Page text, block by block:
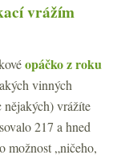
vrážím
opáčko z roku
vinných
vrážíte
217 a hned
možnost „ničeho,